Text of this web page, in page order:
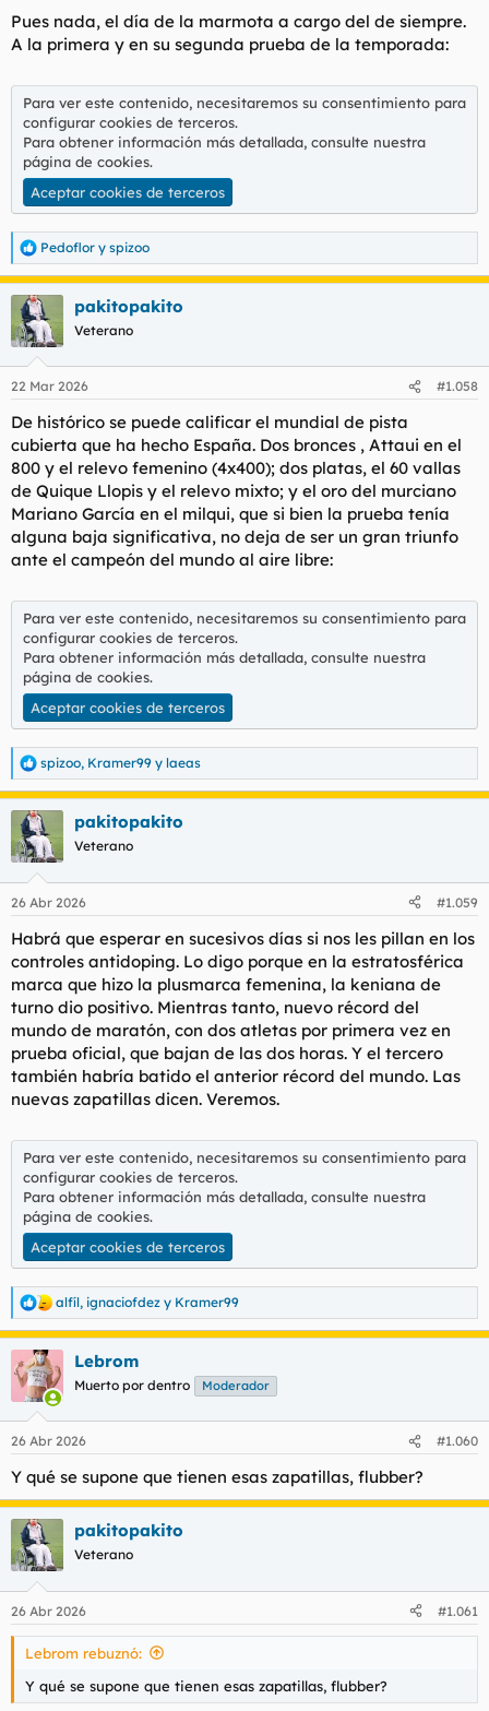
:
Pues nada, el día de la marmota a cargo del de siempre.
A la primera y en su segunda prueba de la temporada:
Para ver este contenido, necesitaremos su consentimiento para
configurar cookies de terceros.
Para obtener información más detallada, consulte nuestra
página de cookies.
Aceptar cookies de terceros
R
e
a
c
c
i
e
:
Pedoflor y spizoo
pakitopakito
Veterano
22 Mar 2026 #1.058
De histórico se puede calificar el mundial de pista
cubierta que ha hecho España. Dos bronces , Attaui en el
800 y el relevo femenino (4x400); dos platas, el 60 vallas
de Quique Llopis y el relevo mixto; y el oro del murciano
Mariano García en el milqui, que si bien la prueba tenía
alguna baja significativa, no deja de ser un gran triunfo
ante el campeón del mundo al aire libre:
Para ver este contenido, necesitaremos su consentimiento para
configurar cookies de terceros.
Para obtener información más detallada, consulte nuestra
página de cookies.
Aceptar cookies de terceros
R
e
c
c
i
e
:
spizoo, Kramer99 y laeas
pakitopakito
Veterano
26 Abr 2026 #1.059
Habrá que esperar en sucesivos días si nos les pillan en los
controles antidoping. Lo digo porque en la estratosférica
marca que hizo la plusmarca femenina, la keniana de
turno dio positivo. Mientras tanto, nuevo récord del
mundo de maratón, con dos atletas por primera vez en
prueba oficial, que bajan de las dos horas. Y el tercero
también habría batido el anterior récord del mundo. Las
nuevas zapatillas dicen. Veremos.
Para ver este contenido, necesitaremos su consentimiento para
configurar cookies de terceros.
Para obtener información más detallada, consulte nuestra
página de cookies.
Aceptar cookies de terceros
R
e
a
c
c
e
alfíl, ignaciofdez y Kramer99
Lebrom
Muerto por dentro Moderador
26 Abr 2026 #1.060
Y qué se supone que tienen esas zapatillas, flubber?
pakitopakito
Veterano
26 Abr 2026 #1.061
Lebrom rebuznó:
Y qué se supone que tienen esas zapatillas, flubber?